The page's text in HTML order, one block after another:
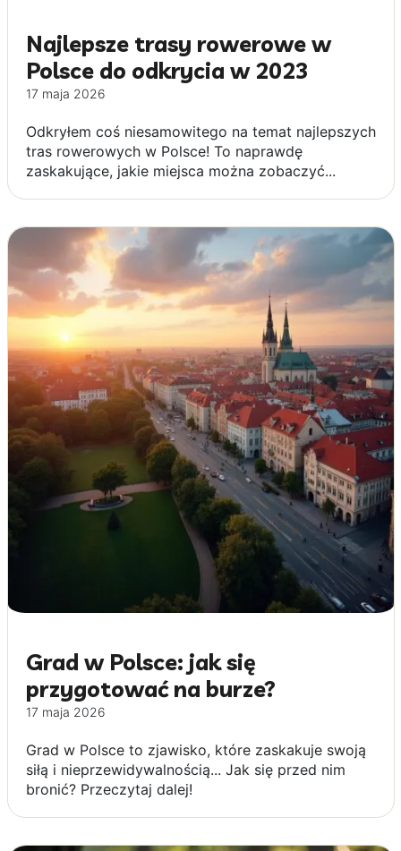
Najlepsze trasy rowerowe w
Polsce do odkrycia w 2023
17 maja 2026
Odkryłem coś niesamowitego na temat najlepszych
tras rowerowych w Polsce! To naprawdę
zaskakujące, jakie miejsca można zobaczyć...
Grad w Polsce: jak się
przygotować na burze?
17 maja 2026
Grad w Polsce to zjawisko, które zaskakuje swoją
siłą i nieprzewidywalnością... Jak się przed nim
bronić? Przeczytaj dalej!